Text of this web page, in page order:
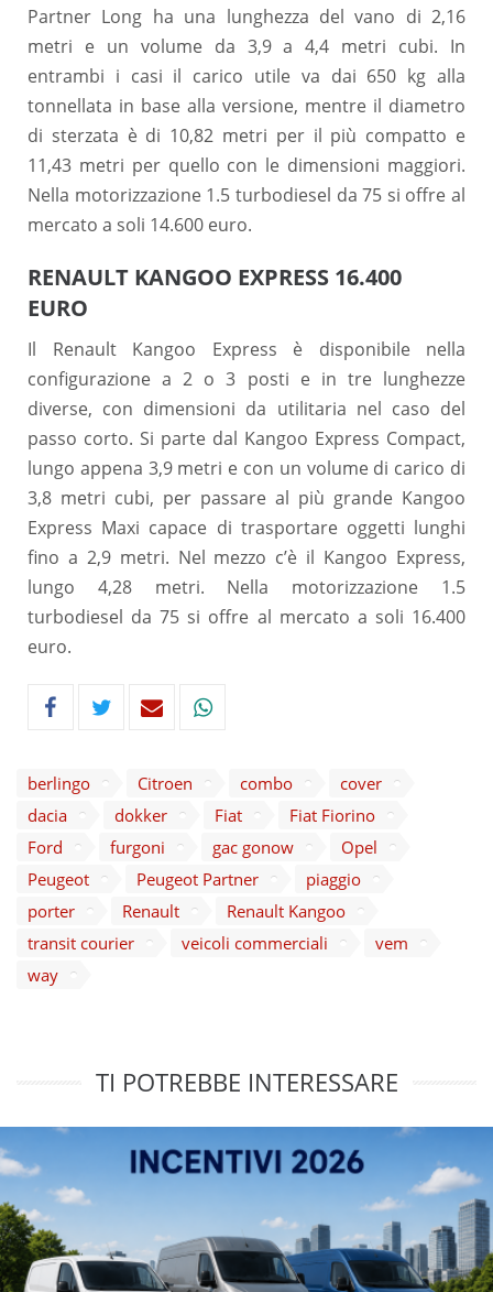
Partner Long ha una lunghezza del vano di 2,16
metri e un volume da 3,9 a 4,4 metri cubi. In
entrambi i casi il carico utile va dai 650 kg alla
tonnellata in base alla versione, mentre il diametro
di sterzata è di 10,82 metri per il più compatto e
11,43 metri per quello con le dimensioni maggiori.
Nella motorizzazione 1.5 turbodiesel da 75 si offre al
mercato a soli 14.600 euro.
RENAULT KANGOO EXPRESS 16.400
EURO
Il Renault Kangoo Express è disponibile nella
configurazione a 2 o 3 posti e in tre lunghezze
diverse, con dimensioni da utilitaria nel caso del
passo corto. Si parte dal Kangoo Express Compact,
lungo appena 3,9 metri e con un volume di carico di
3,8 metri cubi, per passare al più grande Kangoo
Express Maxi capace di trasportare oggetti lunghi
fino a 2,9 metri. Nel mezzo c’è il Kangoo Express,
lungo 4,28 metri. Nella motorizzazione 1.5
turbodiesel da 75 si offre al mercato a soli 16.400
euro.
berlingo Citroen combo
cover
dacia
dokker Fiat
Fiat Fiorino
Ford
furgoni gac gonow
Opel
Peugeot
Peugeot Partner
piaggio
porter
Renault
Renault Kangoo
transit courier
veicoli commerciali
vem
way
TI POTREBBE INTERESSARE